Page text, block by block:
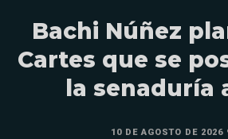
Bachi Núñez
Cartes que se
la senaduría
10 DE AGOSTO DE 2026